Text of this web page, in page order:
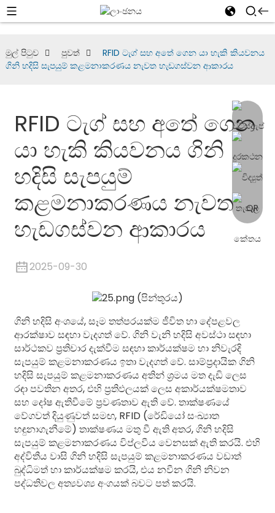
මුල් පිටුව පුවත්
RFID ටැග් සහ අතේ ගෙන යා හැකි කියවනය
ගිනි හදිසි සැපයුම් කළමනාකරණය නැවත හැඩගස්වන ආකාරය
RFID ටැග් සහ අතේ ගෙන
යා හැකි කියවනය ගිනි
හදිසි සැපයුම්
කළමනාකරණය නැවත
හැඩගස්වන ආකාරය
2025-09-30
ගිනි හදිසි අංශයේ, සෑම තත්පරයක්ම ජීවිත හා දේපළවල
ආරක්ෂාව සඳහා වැදගත් වේ. ගිනි වැනි හදිසි අවස්ථා සඳහා
සාර්ථකව ප්‍රතිචාර දැක්වීම සඳහා කාර්යක්ෂම හා නිවැරදි
සැපයුම් කළමනාකරණය ඉතා වැදගත් වේ. සාම්ප්‍රදායික ගිනි
හදිසි සැපයුම් කළමනාකරණය අතින් ශ්‍රමය මත දැඩි ලෙස
රඳා පවතින අතර, එහි ප්‍රතිඵලයක් ලෙස අකාර්යක්ෂමතාව
සහ දෝෂ ඇතිවීමේ ප්‍රවණතාව ඇති වේ. තාක්ෂණයේ
වේගවත් දියුණුවත් සමඟ, RFID (රේඩියෝ සංඛ්‍යාත
හඳුනාගැනීමේ) තාක්ෂණය මතු වී ඇති අතර, ගිනි හදිසි
සැපයුම් කළමනාකරණය විප්ලවීය වෙනසක් ඇති කරයි. එහි
අද්විතීය වාසි ගිනි හදිසි සැපයුම් කළමනාකරණය වඩාත්
බුද්ධිමත් හා කාර්යක්ෂම කරයි, එය නවීන ගිනි නිවන
පද්ධතිවල අත්‍යවශ්‍ය අංගයක් බවට පත් කරයි.